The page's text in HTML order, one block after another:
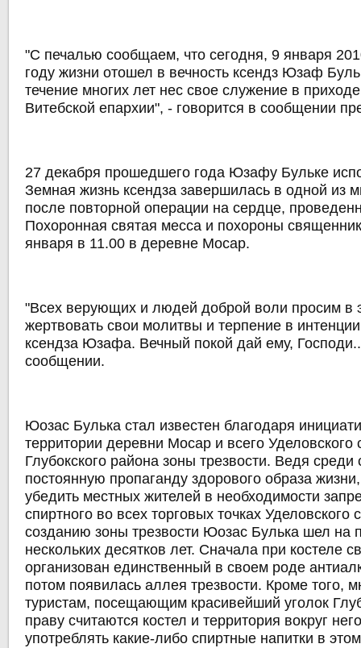
"С печалью сообщаем, что сегодня, 9 января
году жизни отошел в вечность ксендз Юзаф
течение многих лет нес свое служение в
Витебской епархии", - говорится в сообщении
27 декабря прошедшего года Юзафу Бульке
Земная жизнь ксендза завершилась в одной из
после повторной операции на сердце,
Похоронная святая месса и похороны
января в 11.00 в деревне Мосар.
"Всех верующих и людей доброй воли просим в
жертвовать свои молитвы и терпение в
ксендза Юзафа. Вечный покой дай ему,
сообщении.
Юозас Булька стал известен благодаря
территории деревни Мосар и всего Уделовского
Глубокского района зоны трезвости. Ведя
постоянную пропаганду здорового образа
убедить местных жителей в необходимости
спиртного во всех торговых точках Уделовского
созданию зоны трезвости Юозас Булька шел на
нескольких десятков лет. Сначала при костеле
организован единственный в своем роде
потом появилась аллея трезвости. Кроме того,
туристам, посещающим красивейший уголок
праву считаются костел и территория вокруг
употреблять какие-либо спиртные напитки в